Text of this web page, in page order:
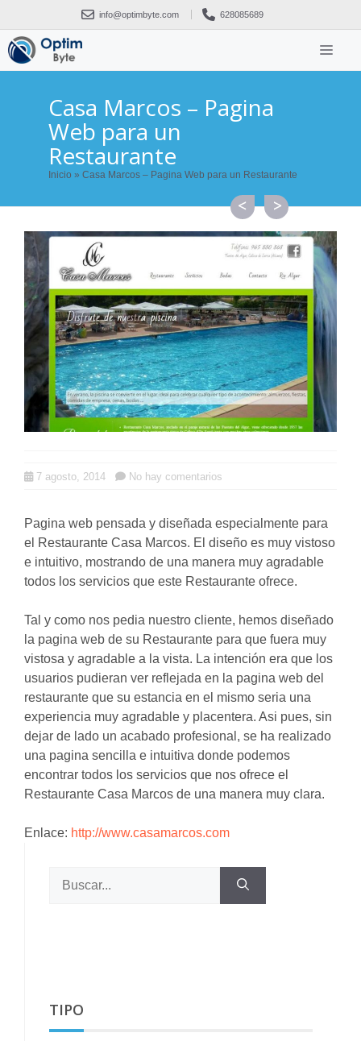
al
contenido
info@optimbyte.com 628085689
Casa Marcos – Pagina
Web para un
Restaurante
Inicio » Casa Marcos – Pagina Web para un Restaurante
7 agosto, 2014 No hay comentarios
Pagina web pensada y diseñada especialmente para
el Restaurante Casa Marcos. El diseño es muy vistoso
e intuitivo, mostrando de una manera muy agradable
todos los servicios que este Restaurante ofrece.
Tal y como nos pedia nuestro cliente, hemos diseñado
la pagina web de su Restaurante para que fuera muy
vistosa y agradable a la vista. La intención era que los
usuarios pudieran ver reflejada en la pagina web del
restaurante que su estancia en el mismo seria una
experiencia muy agradable y placentera. Asi pues, sin
dejar de lado un acabado profesional, se ha realizado
una pagina sencilla e intuitiva donde podemos
encontrar todos los servicios que nos ofrece el
Restaurante Casa Marcos de una manera muy clara.
Enlace: http://www.casamarcos.com
TIPO